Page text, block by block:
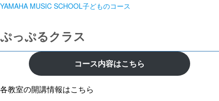
YAMAHA MUSIC SCHOOL子どものコース
ぷっぷるクラス
コース内容はこちら
各教室の開講情報はこちら